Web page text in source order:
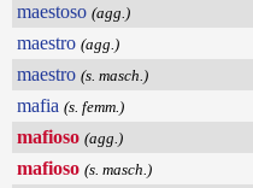
maestoso (agg.)
maestro (agg.)
maestro (s. masch.)
mafia (s. femm.)
mafioso (agg.)
mafioso (s. masch.)